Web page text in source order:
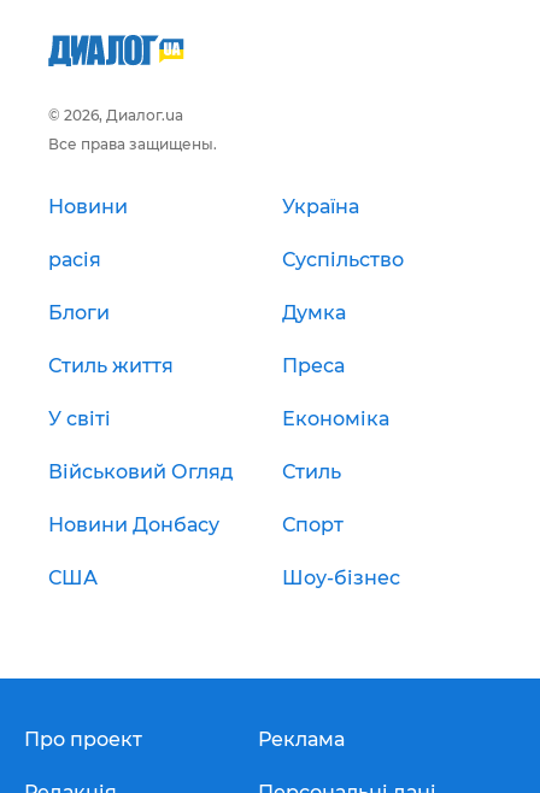
© 2026, Диалог.ua
Все права защищены.
Новини Україна
расія Суспільство
Блоги Думка
Стиль життя Преса
У світі Економіка
Військовий Огляд Стиль
Новини Донбасу Спорт
США Шоу-бізнес
Про проект Реклама